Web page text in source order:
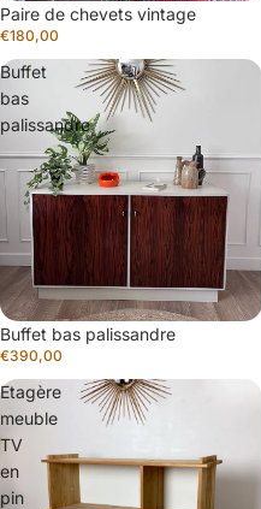
Paire de chevets vintage
€180,00
Buffet
bas
palissandre
Buffet bas palissandre
€390,00
Etagère
meuble
TV
en
pin